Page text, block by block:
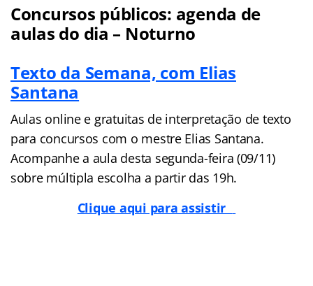
Concursos públicos: agenda de
aulas do dia – Noturno
Texto da Semana, com Elias
Santana
Aulas online e gratuitas de interpretação de texto
para concursos com o mestre Elias Santana.
Acompanhe a aula desta segunda-feira (09/11)
sobre múltipla escolha a partir das 19h.
Clique aqui para assistir